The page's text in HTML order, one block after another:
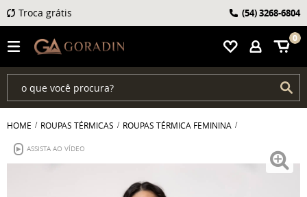
0
Troca grátis (54)3268-6804
HOME ROUPAS TÉRMICAS ROUPAS TÉRMICA FEMININA
ASSISTA AO VÍDEO